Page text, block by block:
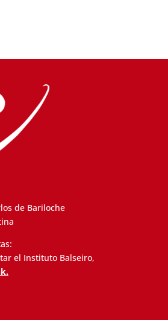
de Bariloche
el Instituto Balseiro,